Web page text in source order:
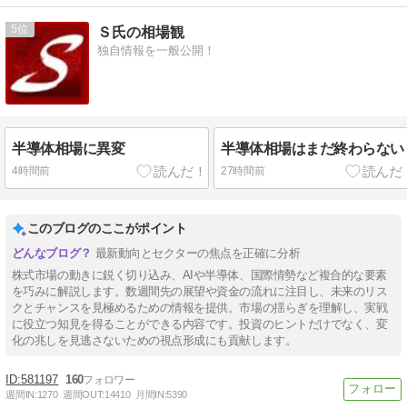
5 Ｓ氏の相場観
独自情報を一般公開！
半導体相場に異変
4時間前
半導体相場はまだ終わらない
27時間前
このブログのここがポイント
最新動向とセクターの焦点を正確に分析
株式市場の動きに鋭く切り込み、AIや半導体、国際情勢など複合的な要素
を巧みに解説します。数週間先の展望や資金の流れに注目し、未来のリス
クとチャンスを見極めるための情報を提供。市場の揺らぎを理解し、実戦
に役立つ知見を得ることができる内容です。投資のヒントだけでなく、変
化の兆しを見逃さないための視点形成にも貢献します。
581197 160
週間IN:1270 週間OUT:14410 月間IN:5390